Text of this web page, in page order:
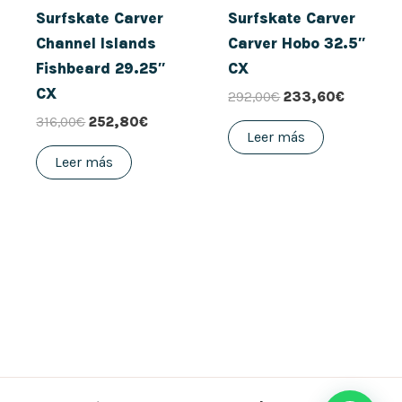
Surfskate Carver
Channel Islands
Fishbeard 29.25″
CX
316,00€ 252,80€
Leer más
Surfskate Carver
Carver Hobo 32.5″
CX
292,00€ 233,60€
Leer más